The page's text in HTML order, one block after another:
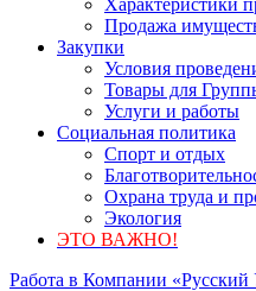
Характеристики
Продажа
Закупки
Условия
Товары для
Услуги и работы
Социальная политика
Спорт и отдых
Охрана труда и
Экология
ЭТО ВАЖНО!
Работа в Компании «Русский